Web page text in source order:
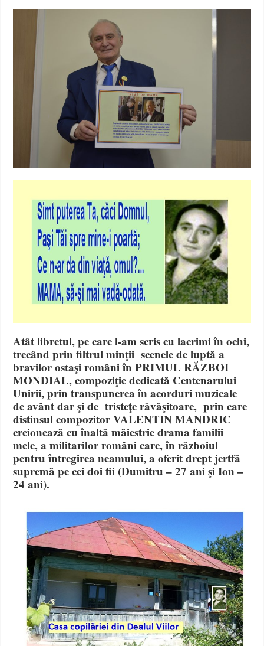
Atât libretul, pe care l-am scris cu lacrimi în ochi,
trecând prin filtrul minţii scenele de luptă a
bravilor ostaşi români în PRIMUL RĂZBOI
MONDIAL, compoziţie dedicată Centenarului
Unirii, prin transpunerea în acorduri muzicale
de avânt dar şi de tristeţe răvăşitoare, prin care
distinsul compozitor VALENTIN MANDRIC
creionează cu înaltă măiestrie drama familii
mele, a militarilor români care, în războiul
pentru întregirea neamului, a oferit drept jertfă
supremă pe cei doi fii (Dumitru – 27 ani şi Ion –
24 ani).